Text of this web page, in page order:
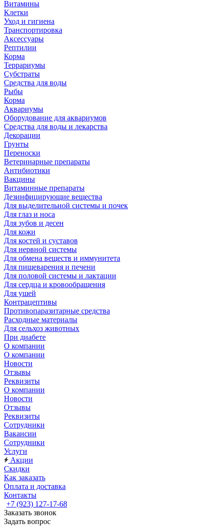
Витамины
Клетки
Уход и гигиена
Транспортировка
Аксессуары
Рептилии
Корма
Террариумы
Субстраты
Средства для воды
Рыбы
Корма
Аквариумы
Оборудование для аквариумов
Средства для воды и лекарства
Декорации
Грунты
Переноски
Ветеринарные препараты
Антибиотики
Вакцины
Витаминные препараты
Дезинфицирующие вещества
Для выделительной системы и почек
Для глаз и носа
Для зубов и десен
Для кожи
Для костей и суставов
Для нервной системы
Для обмена веществ и иммунитета
Для пищеварения и печени
Для половой системы и лактации
Для сердца и кровообращения
Для ушей
Контрацептивы
Противопаразитарные средства
Расходные материалы
Для сельхоз животных
При диабете
О компании
О компании
Новости
Отзывы
Реквизиты
О компании
Новости
Отзывы
Реквизиты
Сотрудники
Вакансии
Сотрудники
Услуги
Акции
Скидки
Как заказать
Оплата и доставка
Контакты
+7 (923) 127-17-68
Заказать звонок
Задать вопрос